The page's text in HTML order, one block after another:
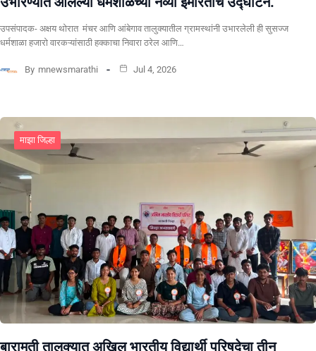
उपसंपादक- अक्षय थोरात मंचर आणि आंबेगाव तालुक्यातील ग्रामस्थांनी उभारलेली ही सुसज्ज
धर्मशाळा हजारो वारकऱ्यांसाठी हक्काचा निवारा ठरेल आणि…
By mnewsmarathi Jul 4, 2026
माझा जिल्हा
बारामती तालुक्यात अखिल भारतीय विद्यार्थी परिषदेचा तीन